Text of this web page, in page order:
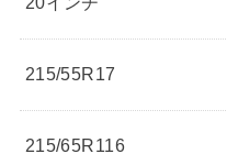
215/55R17
215/65R116